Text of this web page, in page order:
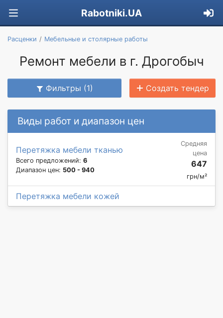
Rabotniki.UA
Расценки Мебельные и столярные работы
Ремонт мебели в г. Дрогобыч
Фильтры (1) Создать тендер
Виды работ и диапазон цен
Перетяжка мебели тканью
Всего предложений: 6
Диапазон цен: 500 - 940
Средняя
цена
647
грн/м²
Перетяжка мебели кожей